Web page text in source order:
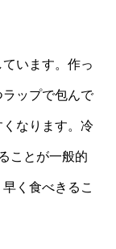
います。作っ
ップで包んで
なります。冷
ことが一般的
く食べきるこ